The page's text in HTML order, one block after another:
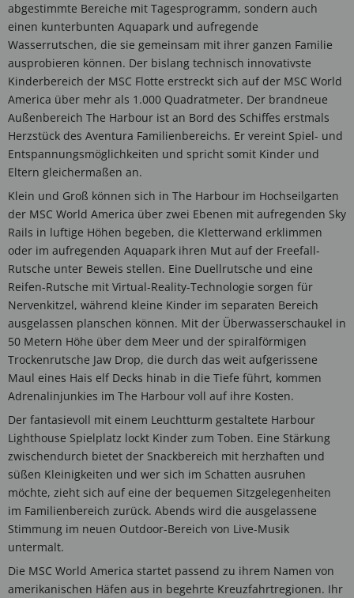
abgestimmte Bereiche mit Tagesprogramm, sondern auch
einen kunterbunten Aquapark und aufregende
Wasserrutschen, die sie gemeinsam mit ihrer ganzen Familie
ausprobieren können. Der bislang technisch innovativste
Kinderbereich der MSC Flotte erstreckt sich auf der MSC World
America über mehr als 1.000 Quadratmeter. Der brandneue
Außenbereich The Harbour ist an Bord des Schiffes erstmals
Herzstück des Aventura Familienbereichs. Er vereint Spiel- und
Entspannungsmöglichkeiten und spricht somit Kinder und
Eltern gleichermaßen an.
Klein und Groß können sich in The Harbour im Hochseilgarten
der MSC World America über zwei Ebenen mit aufregenden Sky
Rails in luftige Höhen begeben, die Kletterwand erklimmen
oder im aufregenden Aquapark ihren Mut auf der Freefall-
Rutsche unter Beweis stellen. Eine Duellrutsche und eine
Reifen-Rutsche mit Virtual-Reality-Technologie sorgen für
Nervenkitzel, während kleine Kinder im separaten Bereich
ausgelassen planschen können. Mit der Überwasserschaukel in
50 Metern Höhe über dem Meer und der spiralförmigen
Trockenrutsche Jaw Drop, die durch das weit aufgerissene
Maul eines Hais elf Decks hinab in die Tiefe führt, kommen
Adrenalinjunkies im The Harbour voll auf ihre Kosten.
Der fantasievoll mit einem Leuchtturm gestaltete Harbour
Lighthouse Spielplatz lockt Kinder zum Toben. Eine Stärkung
zwischendurch bietet der Snackbereich mit herzhaften und
süßen Kleinigkeiten und wer sich im Schatten ausruhen
möchte, zieht sich auf eine der bequemen Sitzgelegenheiten
im Familienbereich zurück. Abends wird die ausgelassene
Stimmung im neuen Outdoor-Bereich von Live-Musik
untermalt.
Die MSC World America startet passend zu ihrem Namen von
amerikanischen Häfen aus in begehrte Kreuzfahrtregionen. Ihr